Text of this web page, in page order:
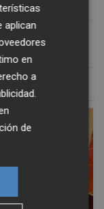
ATP
aplican
en
a
.
de